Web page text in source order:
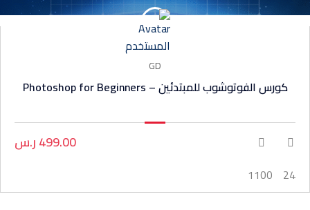
GD
كورس الفوتوشوب للمبتدئين – Photoshop for Beginners
24
1100
499.00 ر.س